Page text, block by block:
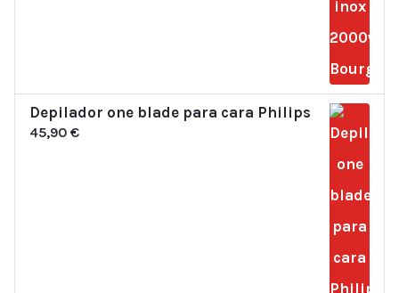
Depilador one blade para cara Philips
45,90 €